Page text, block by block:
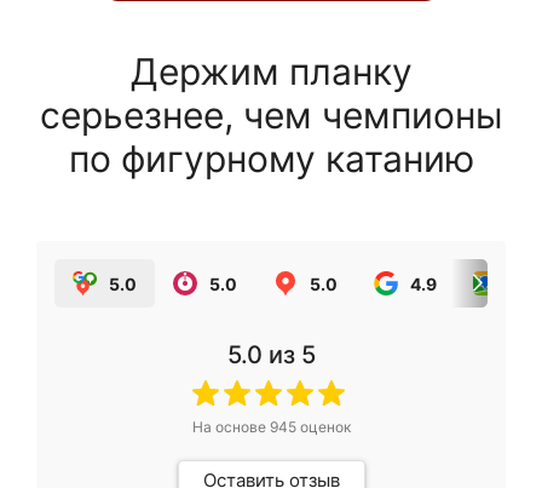
Держим планку
серьезнее, чем чемпионы
по фигурному катанию
5.0 5.0 5.0 4.9
5.0 из 5
На основе 945оценок
Оставить отзыв